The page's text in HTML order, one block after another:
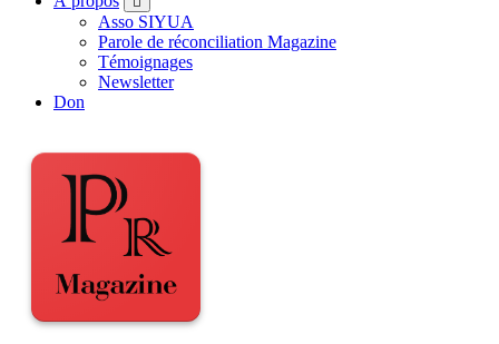
Asso SIYUA
Parole de réconciliation Magazine
Témoignages
Newsletter
Don